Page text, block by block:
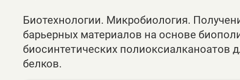
Биотехнологии. Микробиология.
барьерных материалов на основе
биосинтетических
белков.